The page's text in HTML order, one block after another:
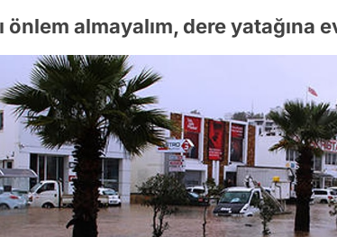
önlem almayalım, dere yatağına